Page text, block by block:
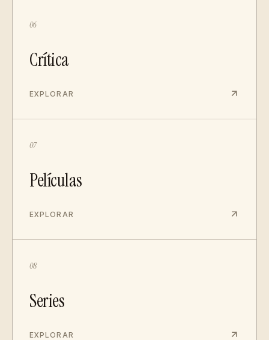
06
Crítica
EXPLORAR
07
Películas
EXPLORAR
08
Series
EXPLORAR